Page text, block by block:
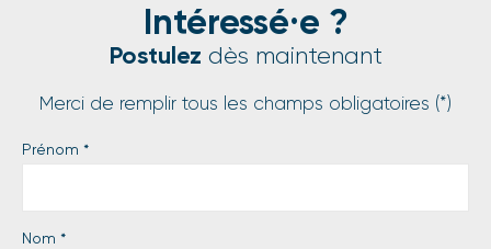
Intéressé·e ?
Postulez dès maintenant
Merci de remplir tous les champs obligatoires (*)
Prénom *
Nom *